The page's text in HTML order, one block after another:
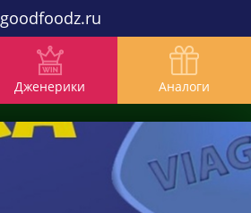
goodfoodz.ru
Дженерики Аналоги